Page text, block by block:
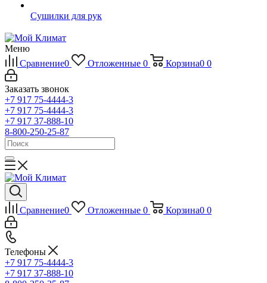
Сушилки для рук
Меню
Сравнение0 Отложенные 0 Корзина0 0
Заказать звонок
+7 917 75-4444-3
+7 917 75-4444-3
+7 917 37-888-10
8-800-250-25-87
Сравнение0 Отложенные 0 Корзина0 0
Телефоны
+7 917 75-4444-3
+7 917 37-888-10